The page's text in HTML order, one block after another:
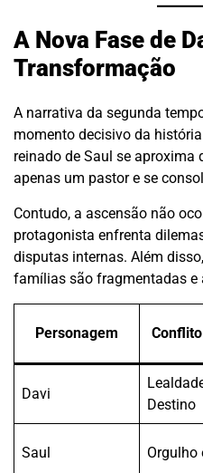
A Nova Fase de
Transformação
A narrativa da segunda
momento decisivo da
reinado de Saul se aproxima
apenas um pastor e se
Contudo, a ascensão não
protagonista enfrenta
disputas internas. Além
famílias são fragmentadas e
Personagem
Davi
Destino
Saul Orgulho